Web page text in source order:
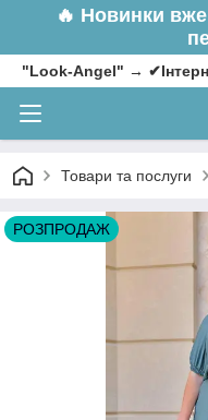
🔥 Новинки
"Look-Angel" →
Товари та послуги
РОЗПРОДАЖ